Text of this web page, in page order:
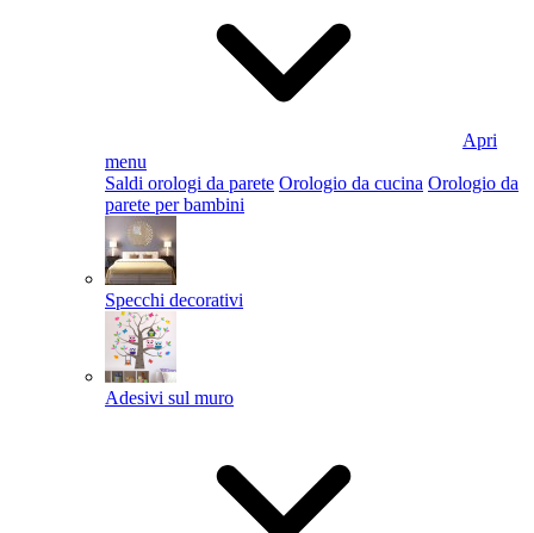
Apri
menu
Saldi orologi da parete Orologio da cucina Orologio da
parete per bambini
Specchi decorativi
Adesivi sul muro